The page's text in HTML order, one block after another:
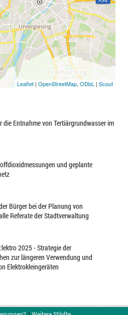
Leaflet | OpenStreetMap, ODbL | Scout
die Entnahme von Tertiärgrundwasser im
und geplante
Bürger bei der Planung von
Referate der Stadtverwaltung
2025 - Strategie der
zur längeren Verwendung und
Elektrokleingeräten